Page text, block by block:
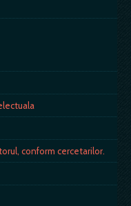
conform cercetarilor.